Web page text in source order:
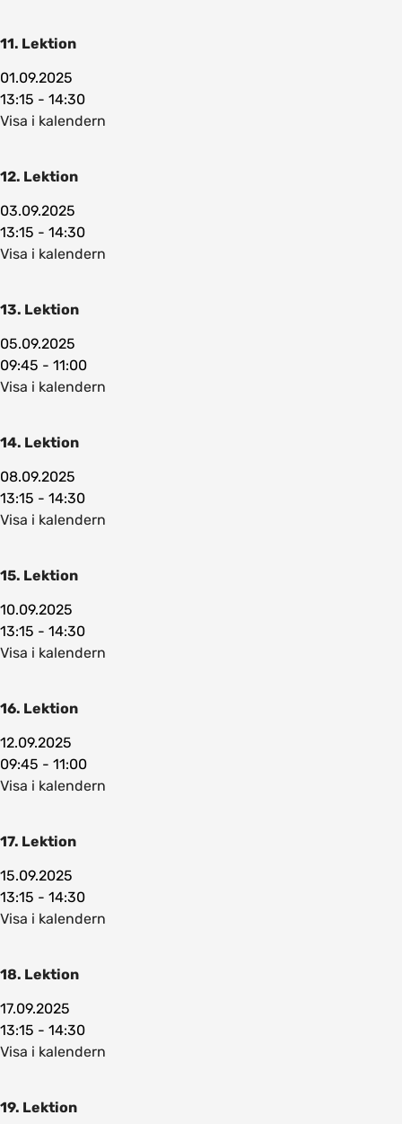
11. Lektion
01.09.2025
13:15 - 14:30
Visa i kalendern
12. Lektion
03.09.2025
13:15 - 14:30
Visa i kalendern
13. Lektion
05.09.2025
09:45 - 11:00
Visa i kalendern
14. Lektion
08.09.2025
13:15 - 14:30
Visa i kalendern
15. Lektion
10.09.2025
13:15 - 14:30
Visa i kalendern
16. Lektion
12.09.2025
09:45 - 11:00
Visa i kalendern
17. Lektion
15.09.2025
13:15 - 14:30
Visa i kalendern
18. Lektion
17.09.2025
13:15 - 14:30
Visa i kalendern
19. Lektion